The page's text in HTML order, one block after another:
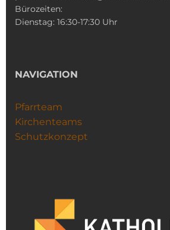
Bürozeiten:
Dienstag: 16:30-17:30 Uhr
NAVIGATION
Pfarrteam
Kirchenteams
Schutzkonzept